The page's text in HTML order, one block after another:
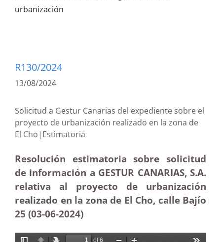
urbanización
R130/2024
13/08/2024
Solicitud a Gestur Canarias del expediente sobre el
proyecto de urbanización realizado en la zona de
El Cho|Estimatoria
Resolución estimatoria sobre solicitud
de información a GESTUR CANARIAS, S.A.
relativa al proyecto de urbanización
realizado en la zona de El Cho, calle Bajío
25 (03-06-2024)